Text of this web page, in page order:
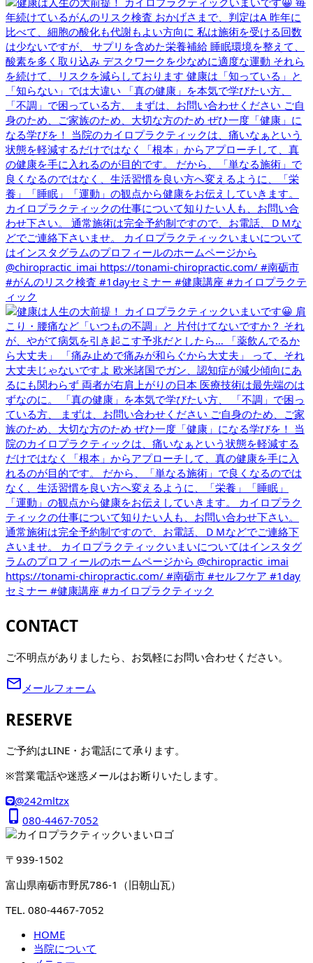
CONTACT
ご不明点がありましたら、お気軽にお問い合わせください。
mail_outline メールフォーム
RESERVE
ご予約はLINE・お電話にて承ります。
※営業電話や迷惑メールはお断りいたします。
@242mltzx
phone_iphone 080-4467-7052
〒939-1502
富山県南砺市野尻786-1（旧朝山瓦）
TEL. 080-4467-7052
HOME
当院について